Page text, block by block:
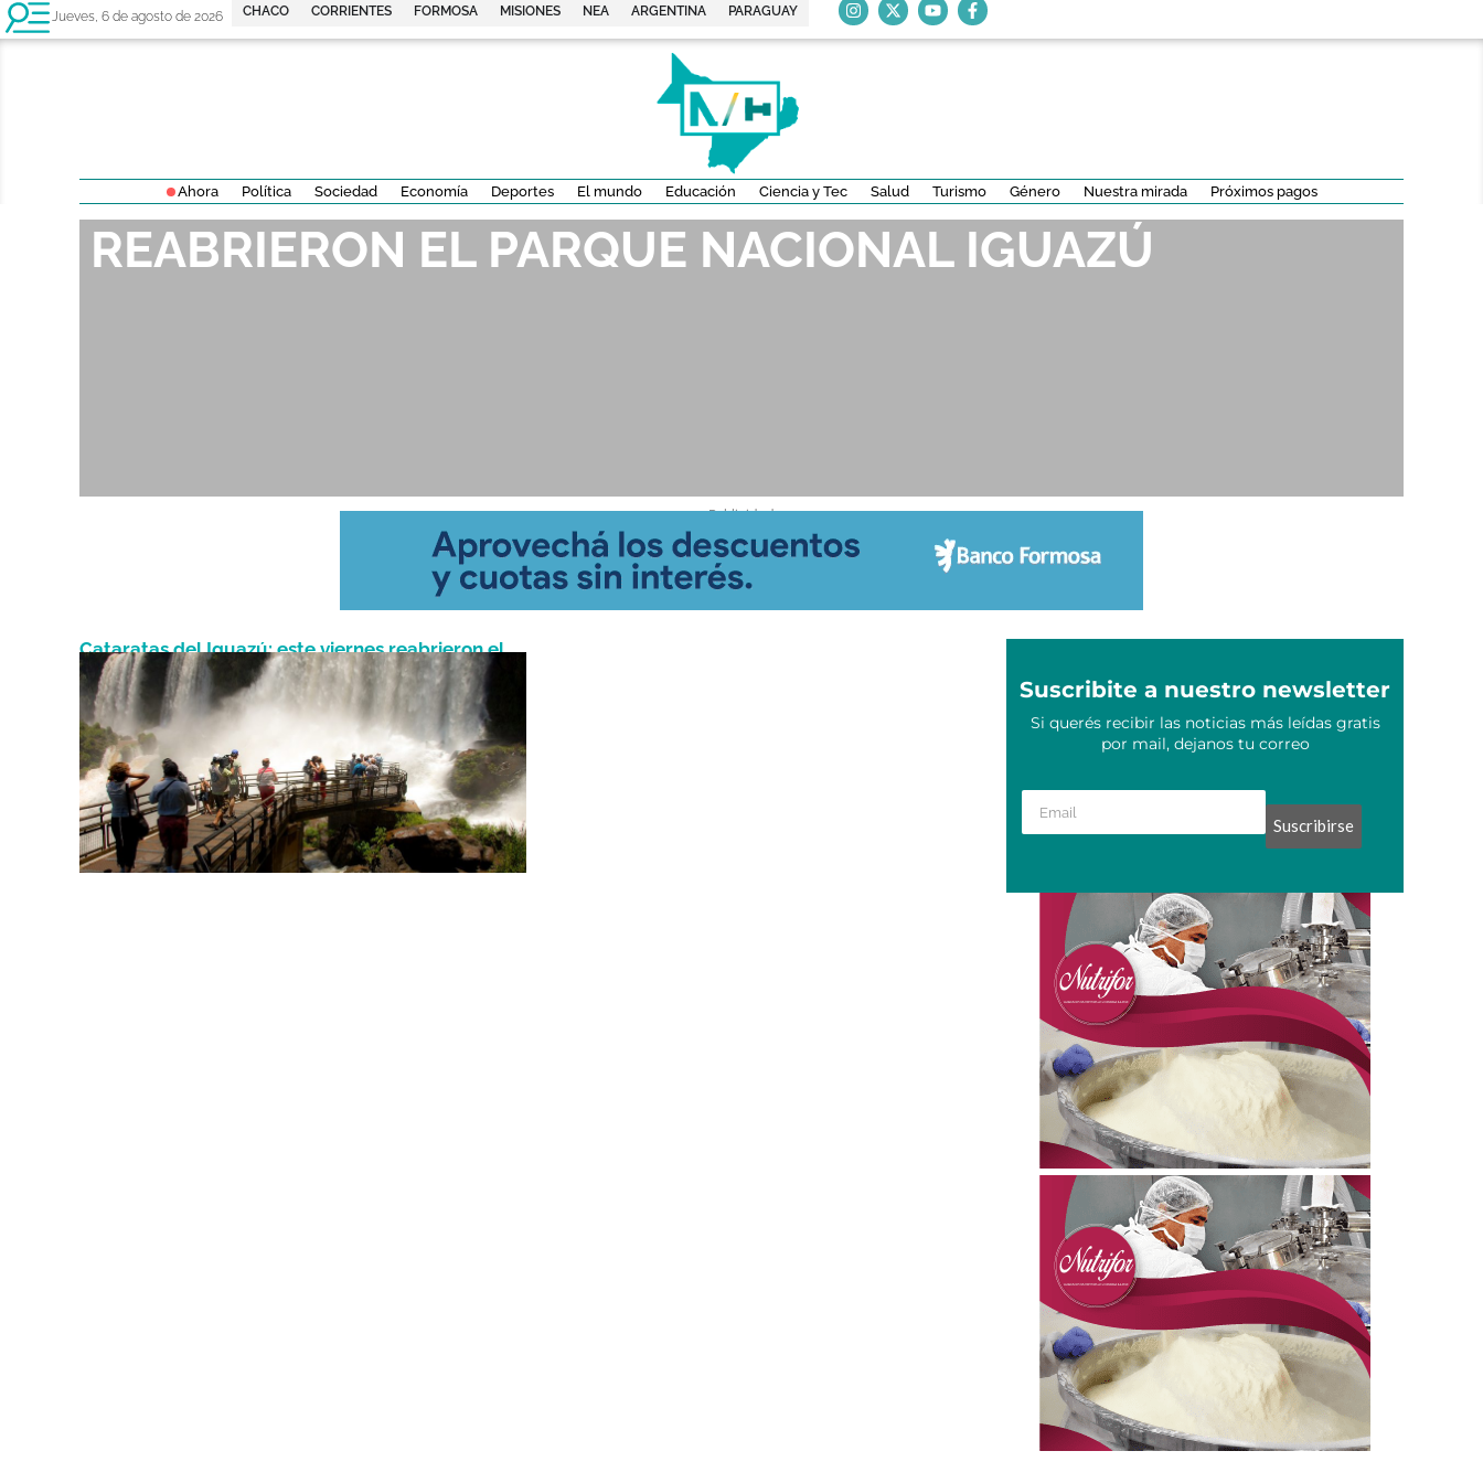
Jueves, 6 de agosto de 2026 CHACO CORRIENTES FORMOSA MISIONES NEA ARGENTINA PARAGUAY
Ahora Política Sociedad Economía Deportes El mundo Educación Ciencia y Tec Salud Turismo Género Nuestra mirada Próximos pagos
REABRIERON EL PARQUE NACIONAL IGUAZÚ
- Publicidad -
Cataratas del Iguazú: este viernes reabrieron el
Parque Nacional para los visitantes
Noviembre 3, 2023
Suscribite a nuestro newsletter
Si querés recibir las noticias más leídas gratis
por mail, dejanos tu correo
Suscribirse